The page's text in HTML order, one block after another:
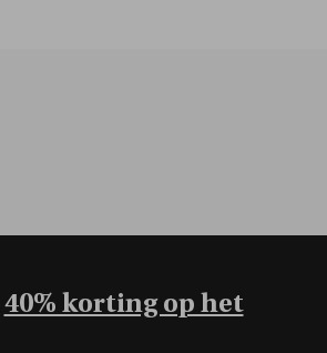
40% korting op het